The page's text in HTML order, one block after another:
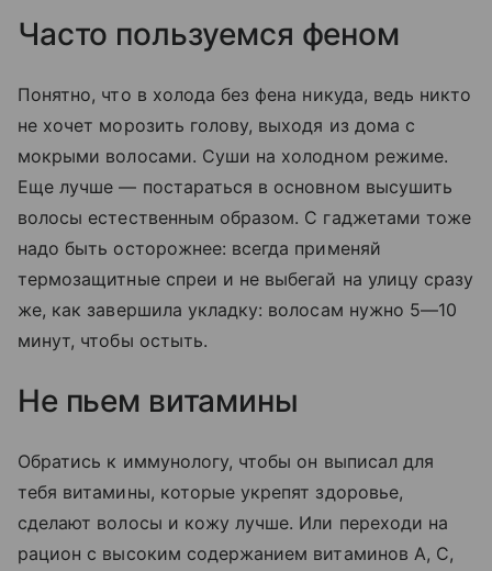
Часто пользуемся феном
Понятно, что в холода без фена никуда, ведь никто
не хочет морозить голову, выходя из дома с
мокрыми волосами. Суши на холодном режиме.
Еще лучше — постараться в основном высушить
волосы естественным образом. С гаджетами тоже
надо быть осторожнее: всегда применяй
термозащитные спреи и не выбегай на улицу сразу
же, как завершила укладку: волосам нужно 5—10
минут, чтобы остыть.
Не пьем витамины
Обратись к иммунологу, чтобы он выписал для
тебя витамины, которые укрепят здоровье,
сделают волосы и кожу лучше. Или переходи на
рацион с высоким содержанием витаминов А, С,